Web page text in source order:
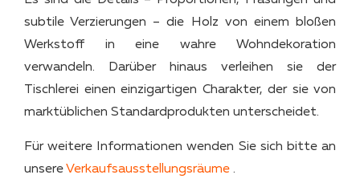
subtile Verzierungen – die Holz von einem bloßen
Werkstoff in eine wahre Wohndekoration
verwandeln. Darüber hinaus verleihen sie der
Tischlerei einen einzigartigen Charakter, der sie von
marktüblichen Standardprodukten unterscheidet.
Für weitere Informationen wenden Sie sich bitte an
unsereVerkaufsausstellungsräume .